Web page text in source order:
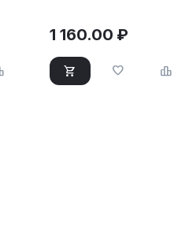
1 160.00 ₽